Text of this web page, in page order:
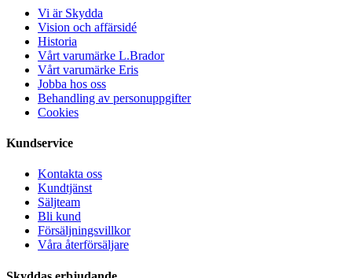
Vi är Skydda
Vision och affärsidé
Historia
Vårt varumärke L.Brador
Vårt varumärke Eris
Jobba hos oss
Behandling av personuppgifter
Cookies
Kundservice
Kontakta oss
Kundtjänst
Säljteam
Bli kund
Försäljningsvillkor
Våra återförsäljare